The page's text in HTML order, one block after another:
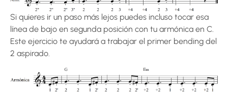
Si quieres ir un paso más lejos puedes incluso tocar esa
línea de bajo en segunda posición con tu armónica en C.
Este ejercicio te ayudará a trabajar el primer bending del
2 aspirado.